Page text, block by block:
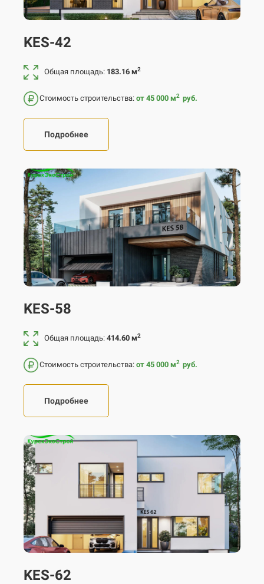
KES-42
Общая площадь: 183.16 м2
Стоимость строительства: от 45 000 м2 руб.
Подробнее
KES-58
Общая площадь: 414.60 м2
Стоимость строительства: от 45 000 м2 руб.
Подробнее
KES-62